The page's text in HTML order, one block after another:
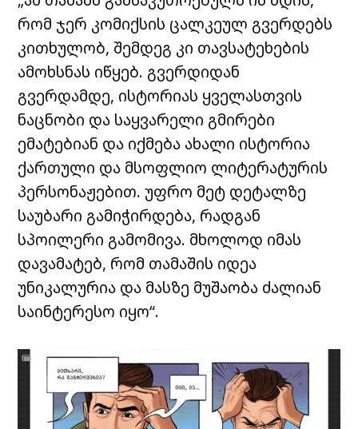
რომ ჯერ კომიქსის ცალკეულ გვერდებს
კითხულობ, შემდეგ კი თავსატეხების
ამოხსნას იწყებ. გვერდიდან
გვერდამდე, ისტორიას ყველასთვის
ნაცნობი და საყვარელი გმირები
ემატებიან და იქმება ახალი ისტორია
ქართული და მსოფლიო ლიტერატურის
პერსონაჟებით. უფრო მეტ დეტალზე
საუბარი გამიჭირდება, რადგან
სპოილერი გამომივა. მხოლოდ იმას
დავამატებ, რომ თამაშის იდეა
უნიკალურია და მასზე მუშაობა ძალიან
საინტერესო იყო“.